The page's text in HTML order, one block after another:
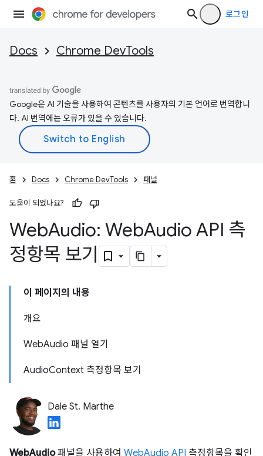
로그인
Docs Chrome DevTools
Google은 AI 기술을 사용하여 콘텐츠를 사용자의 기본 언어로 번역합니
다. AI 번역에는 오류가 있을 수 있습니다.
홈 Docs Chrome DevTools 패널
도움이 되었나요?
WebAudio: WebAudio API 측
정항목 보기
이 페이지의 내용
개요
WebAudio 패널 열기
AudioContext 측정항목 보기
Dale St. Marthe
WebAudio패널을 사용하여 WebAudio API 측정항목을 확인